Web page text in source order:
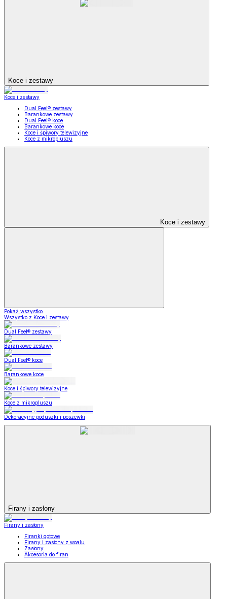
Koce i zestawy
Koce i zestawy
Dual Feel® zestawy
Barankowe zestawy
Dual Feel® koce
Barankowe koce
Koce i śpiwory telewizyjne
Koce z mikropluszu
Koce i zestawy
Pokaż wszystko
Wszystko z Koce i zestawy
Dual Feel® zestawy
Barankowe zestawy
Dual Feel® koce
Barankowe koce
Koce i śpiwory telewizyjne
Koce z mikropluszu
Dekoracyjne poduszki i poszewki
Firany i zasłony
Firany i zasłony
Firanki gotowe
Firany i zasłony z woalu
Zasłony
Akcesoria do firan